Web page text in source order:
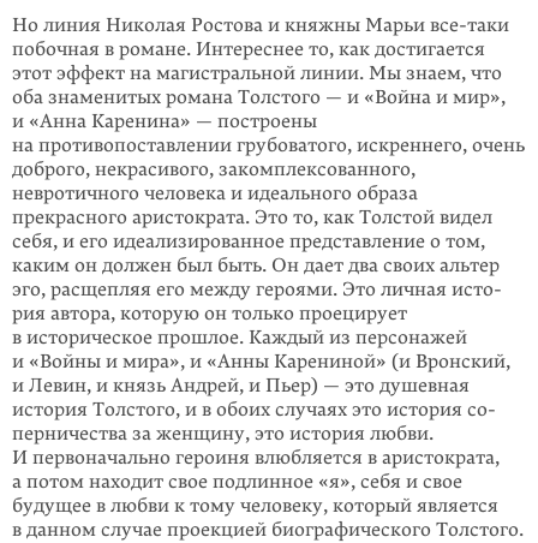
Но линия Николая Ростова и княжны Марьи все-таки
побочная в романе. Интереснее то, как достигается
этот эффект на магистральной линии. Мы зна­ем, что
оба знаменитых романа Толстого — и «Война и мир»,
и «Анна Карени­на» — построены
на противопоставлении грубоватого, искреннего, очень
доб­рого, некрасивого, закомплексованного,
невротичного человека и идеального образа
прекрасного аристократа. Это то, как Толстой видел
себя, и его идеали­зированное представление о том,
каким он должен был быть. Он дает два своих альтер
эго, расщепляя его между героями. Это личная исто­
рия автора, кото­рую он только проецирует
в историческое прошлое. Каждый из персонажей
и «Войны и мира», и «Анны Карениной» (и Вронский,
и Левин, и князь Андрей, и Пьер) — это душевная
история Толстого, и в обоих случаях это история со­
пер­ничества за женщину, это история любви.
И первоначально героиня влюб­ляется в аристократа,
а потом находит свое подлинное «я», себя и свое
будущее в любви к тому человеку, который является
в данном случае проекцией биогра­фического Толстого.